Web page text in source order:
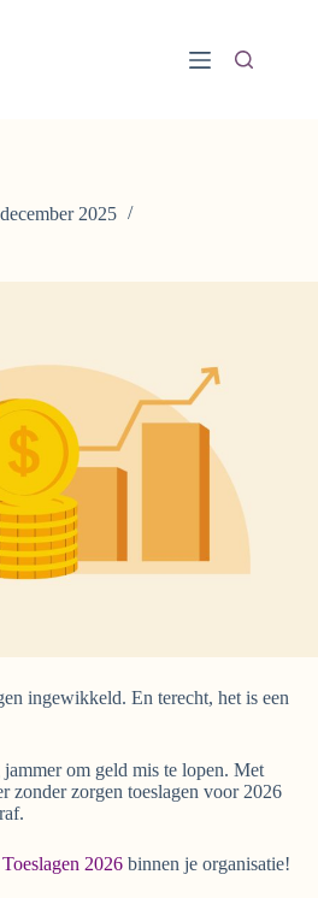
2025
ingewikkeld. En terecht, het is een
om geld mis te lopen. Met
zonder zorgen toeslagen voor 2026
Toeslagen 2026 binnen je organisatie!